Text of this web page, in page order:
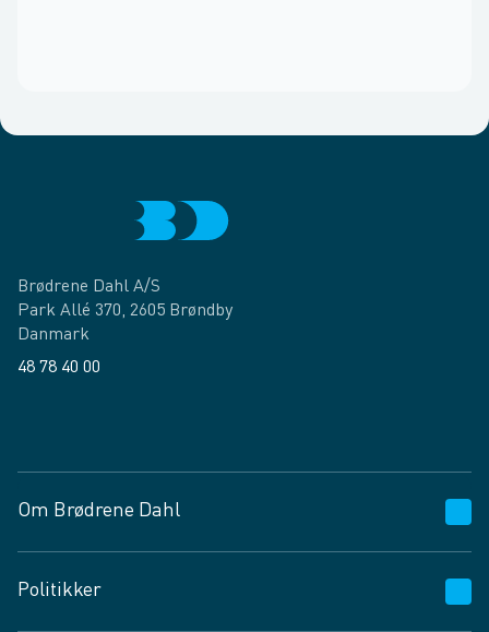
Brødrene Dahl A/S
Park Allé 370, 2605 Brøndby
Danmark
48 78 40 00
Om Brødrene Dahl
Vagttelefon 30 10 89 89
Politikker